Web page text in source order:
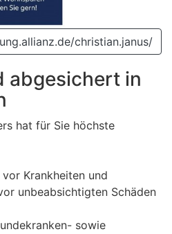
christian.janus/
abgesichert in
hat für Sie höchste
Krankheiten und
unbeabsichtigten Schäden
sowie